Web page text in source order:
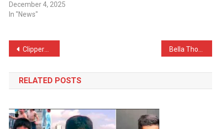
December 4, 2025
In "News"
Post
navigation
Clippers shock everyone, cut franchise legend Chris Paul mid-season
RELATED POSTS